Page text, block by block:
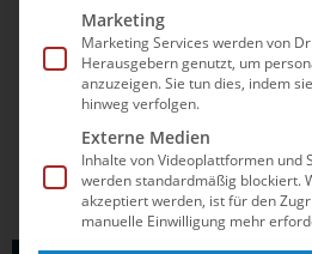
Sommerspiele in Tokio
Deutsches Haus
Ein Herzstück des deutschen
Paralympischen Spielen wird
Sommerspielen in Tokio wird es
das sonst immer der traditionelle
Vertreter*innen des Sports, der
Gesellschaft und...
Marketing
Marketing Services werden von
Herausgebern genutzt, um
anzuzeigen. Sie tun dies, indem
hinweg verfolgen.
Externe Medien
Inhalte von Videoplattformen und
werden standardmäßig blockiert.
akzeptiert werden, ist für den
manuelle Einwilligung mehr